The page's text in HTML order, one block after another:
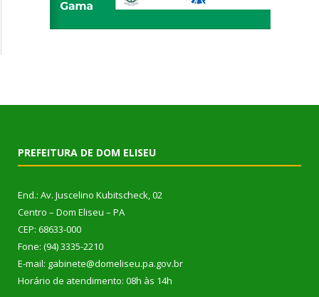
PREFEITURA DE DOM ELISEU
End.: Av. Juscelino Kubitscheck, 02
Centro – Dom Eliseu – PA
CEP: 68633-000
Fone: (94) 3335-2210
E-mail: gabinete@domeliseu.pa.gov.br
Horário de atendimento: 08h às 14h